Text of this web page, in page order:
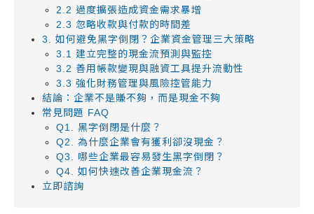
2.2 過度擴張造成資金需求暴增
2.3 忽略收款與付款的時間差
3. 如何避免黑字倒閉？企業資金管理三大策略
3.1 建立完整的現金流預測與監控
3.2 善用帳款變現與融資工具提升流動性
3.3 強化財務管理與風險控管能力
結論：企業不是賺不夠，而是現金不夠
常見問題 FAQ
Q1. 黑字倒閉是什麼？
Q2. 為什麼企業會有獲利卻沒現金？
Q3. 哪些企業最容易發生黑字倒閉？
Q4. 如何快速改善企業現金流？
立即諮詢